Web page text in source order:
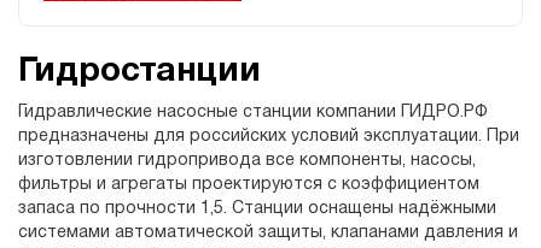
Гидростанции
Гидравлические насосные станции компании ГИДРО.РФ
предназначены для российских условий эксплуатации. При
изготовлении гидропривода все компоненты, насосы,
фильтры и агрегаты проектируются с коэффициентом
запаса по прочности 1,5. Станции оснащены надёжными
системами автоматической защиты, клапанами давления и